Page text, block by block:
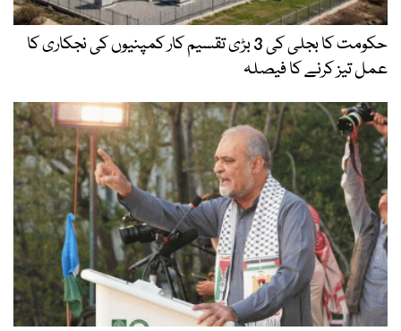
حکومت کا بجلی کی 3 بڑی تقسیم کار کمپنیوں کی نجکاری کا
عمل تیز کرنے کا فیصلہ